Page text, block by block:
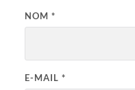
NOM *
E-MAIL *